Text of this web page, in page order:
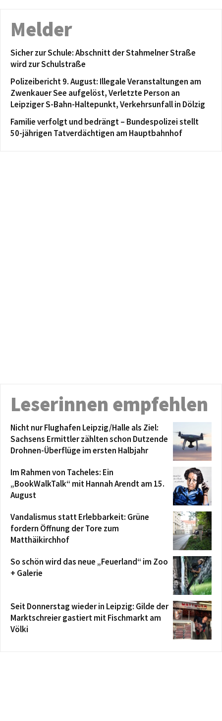
Melder
Sicher zur Schule: Abschnitt der Stahmelner Straße
wird zur Schulstraße
Polizeibericht 9. August: Illegale Veranstaltungen am
Zwenkauer See aufgelöst, Verletzte Person an
Leipziger S-Bahn-Haltepunkt, Verkehrsunfall in Dölzig
Familie verfolgt und bedrängt – Bundespolizei stellt
50-jährigen Tatverdächtigen am Hauptbahnhof
Leserinnen empfehlen
Nicht nur Flughafen Leipzig/Halle als Ziel:
Sachsens Ermittler zählten schon Dutzende
Drohnen-Überflüge im ersten Halbjahr
Im Rahmen von Tacheles: Ein
„BookWalkTalk“ mit Hannah Arendt am 15.
August
Vandalismus statt Erlebbarkeit: Grüne
fordern Öffnung der Tore zum
Matthäikirchhof
So schön wird das neue „Feuerland“ im Zoo
+ Galerie
Seit Donnerstag wieder in Leipzig: Gilde der
Marktschreier gastiert mit Fischmarkt am
Völki